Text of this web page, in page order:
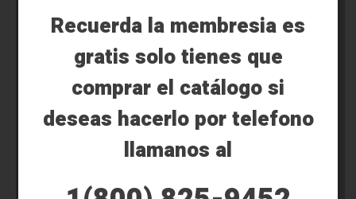
Recuerda la membresia es
gratis solo tienes que
comprar el catálogo si
deseas hacerlo por telefono
llamanos al